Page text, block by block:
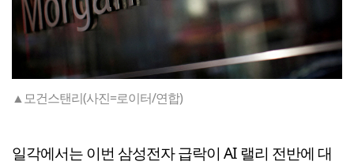
▲모건스탠리(사진=로이터/연합)
일각에서는 이번 삼성전자 급락이 AI 랠리 전반에 대